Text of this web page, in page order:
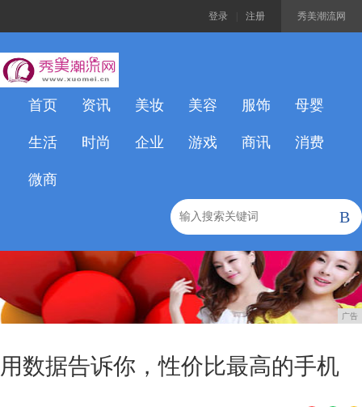
秀美潮流网
登录 注册
首页 资讯 美妆 美容 服饰 母婴
生活 时尚 企业 游戏 商讯 消费
微商
B
广告
用数据告诉你，性价比最高的手机